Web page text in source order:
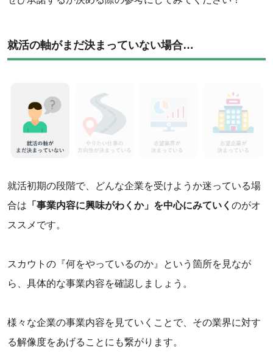
就活の軸がまだ決まっていない場合…
就活初期の段階で、どんな企業を受けようか迷っている場
合は 「事業内容に興味がわくか」を中心にみていく のがオ
ススメです。
スカウトの『何をやっているのか』という箇所を見なが
ら、具体的な事業内容を確認しましょう。
様々な企業の事業内容を見ていくことで、その業界に対す
る解像度をあげることにも繋がります。